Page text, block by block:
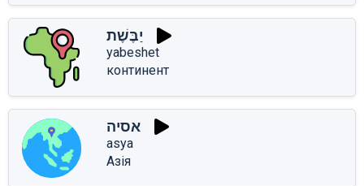
יַבֶּשֶׁת
yabeshet
континент
אסיה
asya
Азія